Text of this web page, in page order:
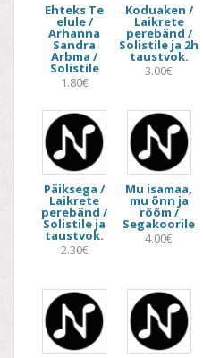
Ehteks Te
elule /
Arhanna
Sandra
Arbma /
Solistile
1.80€
Koduaken /
Laikrete
perebänd /
Solistile ja 2h
taustvok.
3.00€
Päiksega /
Laikrete
perebänd /
Solistile ja
taustvok.
2.30€
Mu isamaa,
mu õnn ja
rõõm /
Segakoorile
4.00€